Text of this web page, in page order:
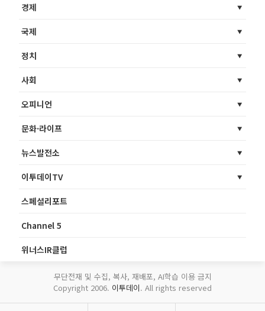
경제
국제
정치
사회
오피니언
문화·라이프
뉴스발전소
이투데이TV
스페셜리포트
Channel 5
위너스IR클럽
무단전재 및 수집, 복사, 재배포, AI학습 이용 금지
Copyright 2006. 이투데이. All rights reserved